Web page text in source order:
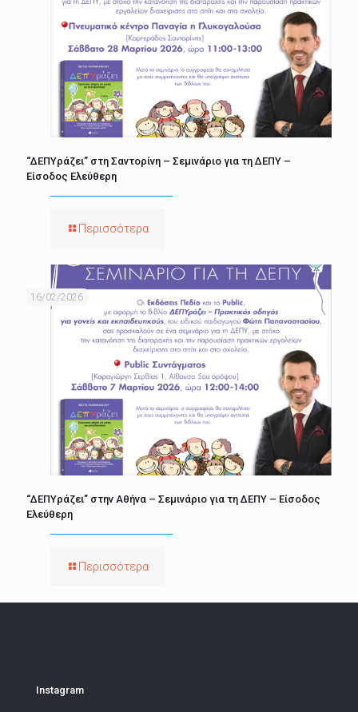
“ΔΕΠΥράζει” στη Σαντορίνη – Σεμινάριο για τη ΔΕΠΥ –
Είσοδος Ελεύθερη
Περισσότερα
16/02/2026
“ΔΕΠΥράζει” στην Αθήνα – Σεμινάριο για τη ΔΕΠΥ – Είσοδος
Ελεύθερη
Περισσότερα
Instagram